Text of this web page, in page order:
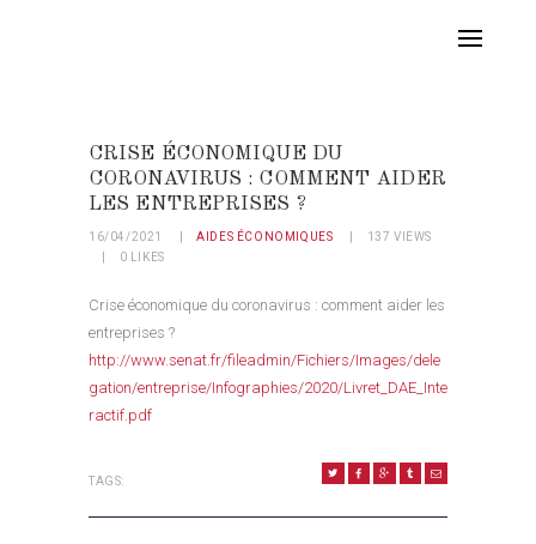
CRISE ÉCONOMIQUE DU
CORONAVIRUS : COMMENT AIDER
LES ENTREPRISES ?
16/04/2021 AIDES ÉCONOMIQUES 137 VIEWS
0
LIKES
Crise économique du coronavirus : comment aider les
entreprises ?
http://www.senat.fr/fileadmin/Fichiers/Images/dele
gation/entreprise/Infographies/2020/Livret_DAE_Inte
ractif.pdf
TAGS: